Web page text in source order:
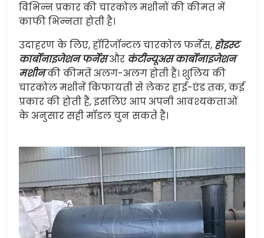
विभिन्न प्रकार की चारकोल मशीनों की कीमत में
काफी भिन्नता होती है।
उदाहरण के लिए, हॉरिजॉन्टल चारकोल फर्नेस, होइस्ट
कार्बोनाइजेशन फर्नेसऔर कंटीन्यूअस कार्बोनाइजेशन
मशीनकी कीमतें अलग-अलग होती हैं। शुलिय की
चारकोल मशीनें किफायती से लेकर हाई-एंड तक, कई
प्रकार की होती हैं, इसलिए आप अपनी आवश्यकताओं
के अनुसार सही मॉडल चुन सकते हैं।